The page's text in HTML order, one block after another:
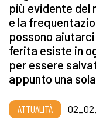
più evidente del
e la
possono
ferita esiste in
per essere
appunto una
ATTUALITÀ